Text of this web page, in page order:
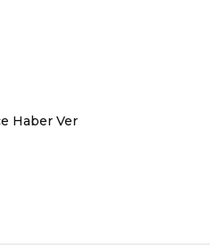
Haber Ver